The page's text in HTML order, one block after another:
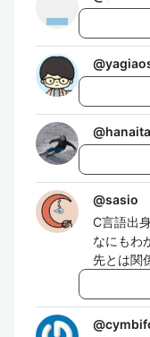
@
@
@sasio
C言語出
なにもわ
先とは関
@